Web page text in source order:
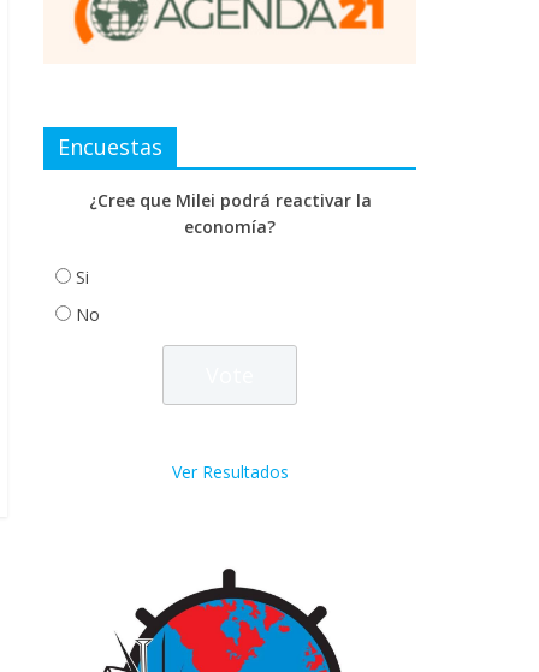
Encuestas
¿Cree que Milei podrá reactivar la
economía?
Si
No
Ver Resultados